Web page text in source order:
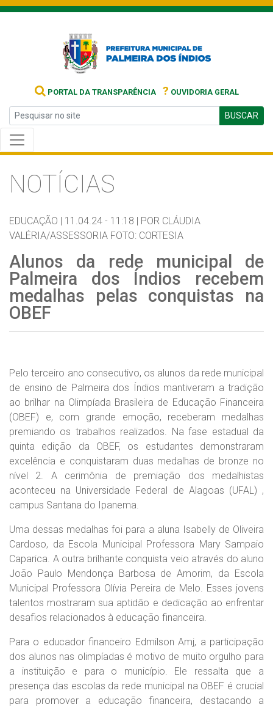
PORTAL DA TRANSPARÊNCIA ? OUVIDORIA GERAL
BUSCAR
NOTÍCIAS
EDUCAÇÃO | 11.04.24 - 11:18 | POR CLÁUDIA
VALÉRIA/ASSESSORIA FOTO: CORTESIA
Alunos da rede municipal de
Palmeira dos Índios recebem
medalhas pelas conquistas na
OBEF
Pelo terceiro ano consecutivo, os alunos da rede municipal
de ensino de Palmeira dos Índios mantiveram a tradição
ao brilhar na Olimpíada Brasileira de Educação Financeira
(OBEF) e, com grande emoção, receberam medalhas
premiando os trabalhos realizados. Na fase estadual da
quinta edição da OBEF, os estudantes demonstraram
excelência e conquistaram duas medalhas de bronze no
nível 2. A cerimônia de premiação dos medalhistas
aconteceu na Universidade Federal de Alagoas (UFAL) ,
campus Santana do Ipanema.
Uma dessas medalhas foi para a aluna Isabelly de Oliveira
Cardoso, da Escola Municipal Professora Mary Sampaio
Caparica. A outra brilhante conquista veio através do aluno
João Paulo Mendonça Barbosa de Amorim, da Escola
Municipal Professora Olívia Pereira de Melo. Esses jovens
talentos mostraram sua aptidão e dedicação ao enfrentar
desafios relacionados à educação financeira.
Para o educador financeiro Edmilson Amj, a participação
dos alunos nas olimpíadas é motivo de muito orgulho para
a instituição e para o município. Ele ressalta que a
presença das escolas da rede municipal na OBEF é crucial
para promover a educação financeira, destacando a